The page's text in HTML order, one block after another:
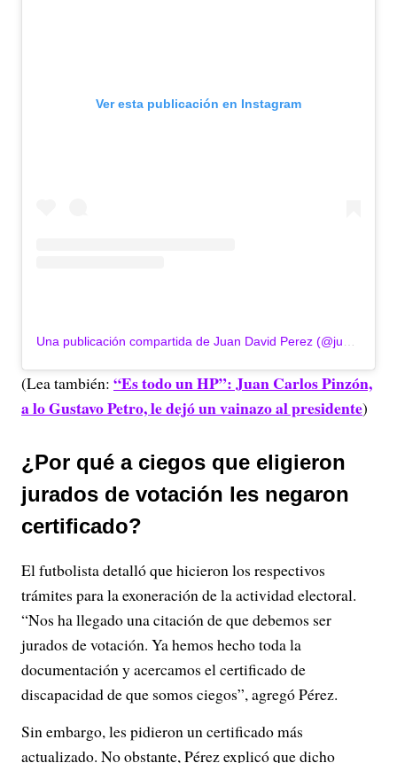
Ver esta publicación en Instagram
(Lea también: “Es todo un HP”: Juan Carlos Pinzón,
a lo Gustavo Petro, le dejó un vainazo al presidente)
¿Por qué a ciegos que eligieron
jurados de votación les negaron
certificado?
El futbolista detalló que hicieron los respectivos
trámites para la exoneración de la actividad electoral.
“Nos ha llegado una citación de que debemos ser
jurados de votación. Ya hemos hecho toda la
documentación y acercamos el certificado de
discapacidad de que somos ciegos”, agregó Pérez.
Sin embargo, les pidieron un certificado más
actualizado. No obstante, Pérez explicó que dicho